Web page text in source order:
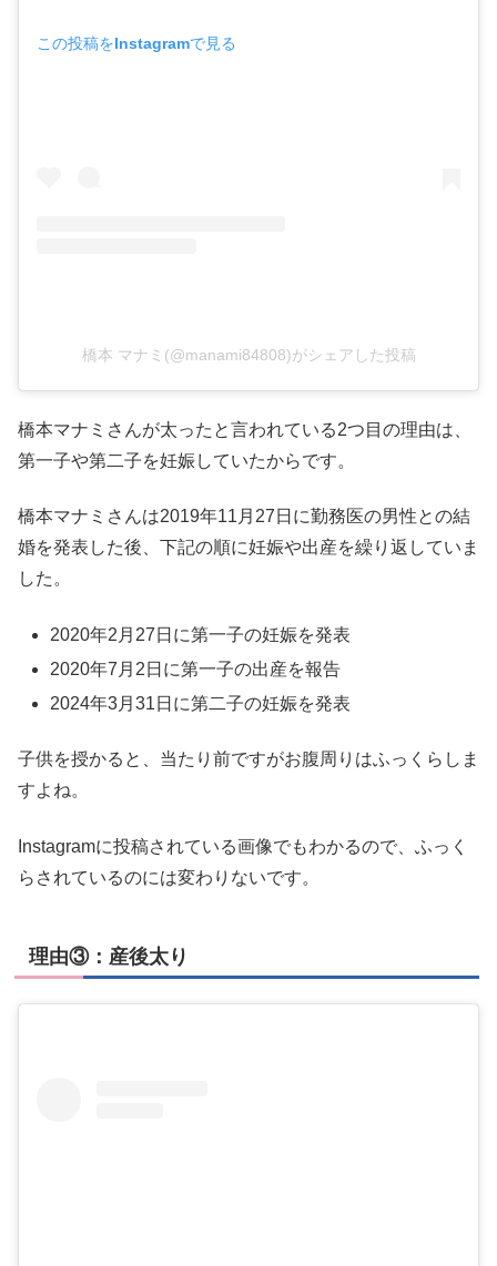
この投稿をInstagramで見る
橋本 マナミ(@manami84808)がシェアした投稿
橋本マナミさんが太ったと言われている2つ目の理由は、
第一子や第二子を妊娠していたからです。
橋本マナミさんは2019年11月27日に勤務医の男性との結
婚を発表した後、下記の順に妊娠や出産を繰り返していま
した。
2020年2月27日に第一子の妊娠を発表
2020年7月2日に第一子の出産を報告
2024年3月31日に第二子の妊娠を発表
子供を授かると、当たり前ですがお腹周りはふっくらしま
すよね。
Instagramに投稿されている画像でもわかるので、ふっく
らされているのには変わりないです。
理由③：産後太り